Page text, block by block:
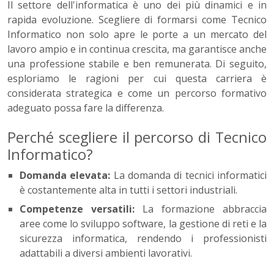
Il settore dell'informatica è uno dei più dinamici e in
rapida evoluzione. Scegliere di formarsi come Tecnico
Informatico non solo apre le porte a un mercato del
lavoro ampio e in continua crescita, ma garantisce anche
una professione stabile e ben remunerata. Di seguito,
esploriamo le ragioni per cui questa carriera è
considerata strategica e come un percorso formativo
adeguato possa fare la differenza.
Perché scegliere il percorso di Tecnico
Informatico?
Domanda elevata: La domanda di tecnici informatici
è costantemente alta in tutti i settori industriali.
Competenze versatili: La formazione abbraccia
aree come lo sviluppo software, la gestione di reti e la
sicurezza informatica, rendendo i professionisti
adattabili a diversi ambienti lavorativi.